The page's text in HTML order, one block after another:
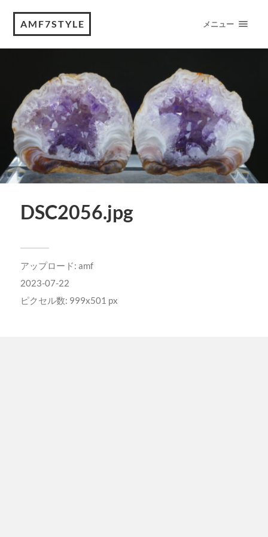
AMF7STYLE メニュー
DSC2056.jpg
アップロード: amf
2023-07-22
ピクセル数: 999x501 px